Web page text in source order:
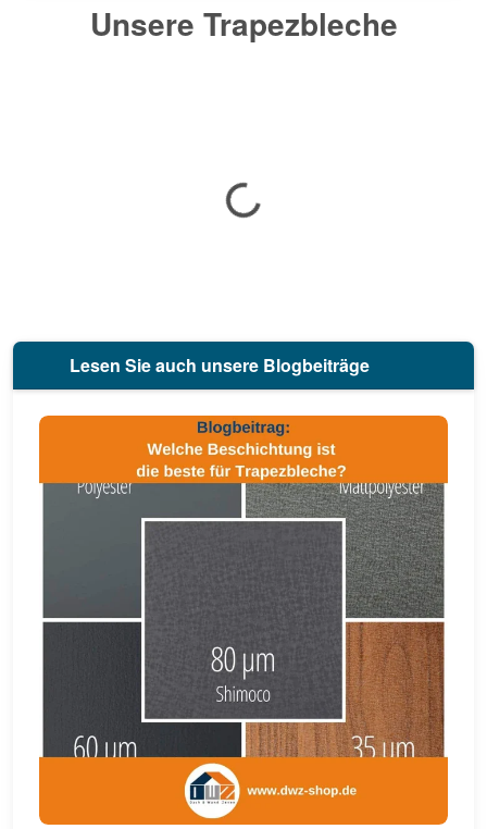
Unsere Trapezbleche
Lesen Sie auch unsere Blogbeiträge